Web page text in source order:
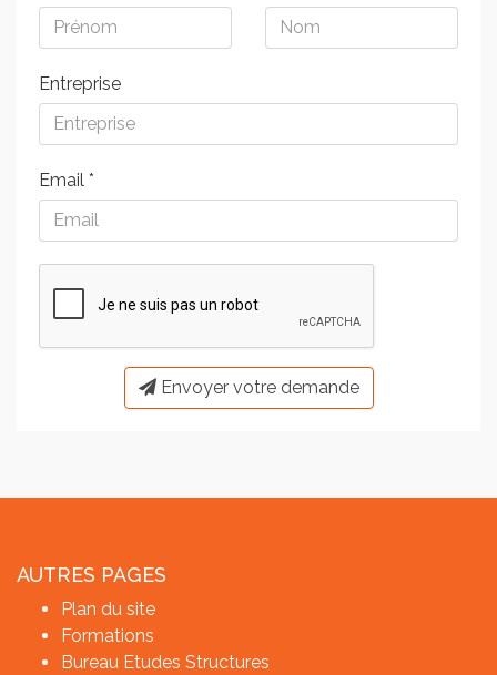
Entreprise
Email *
Envoyer votre demande
AUTRES PAGES
Plan du site
Formations
Bureau Etudes Structures